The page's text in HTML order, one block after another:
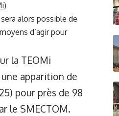
alors possible de
d’agir pour
la TEOMi
apparition de
pour près de 98
le SMECTOM.